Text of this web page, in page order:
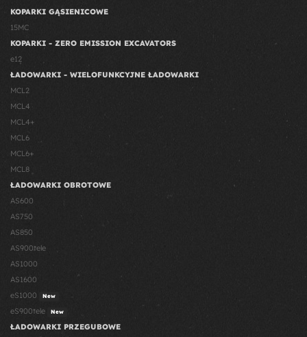
KOPARKI GĄSIENICOWE
15MC
KOPARKI - ZERO EMISSION EXCAVATORS
e12
ŁADOWARKI - WIELOFUNKCYJNE ŁADOWARKI
MCL2
MCL4
MCL4+
MCL6
MCL6+
MCL8
ŁADOWARKI OBROTOWE
AS600
AS750
AS850
AS900tele
AS1000
AS1600
eS1000
New
eS900tele New
ŁADOWARKI PRZEGUBOWE